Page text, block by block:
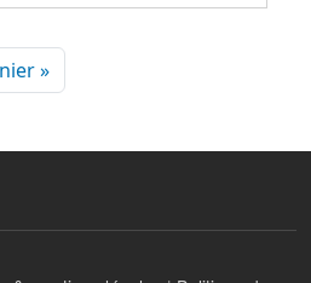
»Dernière page